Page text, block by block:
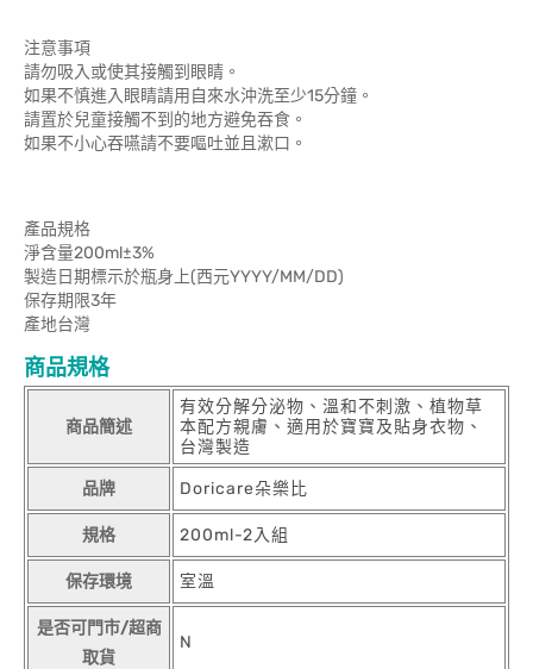
注意事項
請勿吸入或使其接觸到眼睛。
如果不慎進入眼睛請用自來水沖洗至少15分鐘。
請置於兒童接觸不到的地方避免吞食。
如果不小心吞嚥請不要嘔吐並且漱口。
產品規格
淨含量200ml±3%
製造日期標示於瓶身上(西元YYYY/MM/DD)
保存期限3年
產地台灣
商品規格
商品簡述
有效分解分泌物、溫和不刺激、植物草
本配方親膚、適用於寶寶及貼身衣物、
台灣製造
品牌 Doricare朵樂比
規格 200ml-2入組
保存環境 室溫
是否可門市/超商
取貨
N